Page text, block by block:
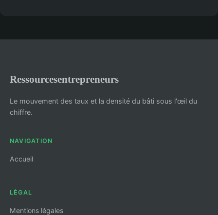
Ressourcesentrepreneurs
Le mouvement des taux et la densité du bâti sous l'œil du
chiffre.
NAVIGATION
Accueil
LÉGAL
Mentions légales